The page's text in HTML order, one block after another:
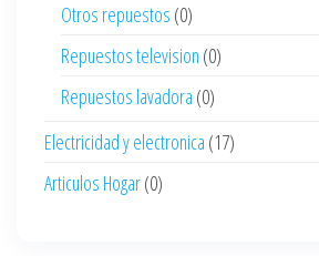
Otros repuestos (0)
Repuestos television (0)
Repuestos lavadora (0)
Electricidad y electronica (17)
Articulos Hogar(0)